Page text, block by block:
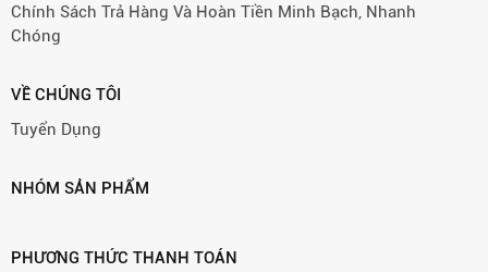
Chính Sách Trả Hàng Và Hoàn Tiền Minh Bạch, Nhanh
Chóng
VỀ CHÚNG TÔI
Tuyển Dụng
NHÓM SẢN PHẨM
PHƯƠNG THỨC THANH TOÁN